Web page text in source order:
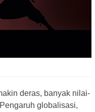
deras, banyak nilai-
globalisasi,